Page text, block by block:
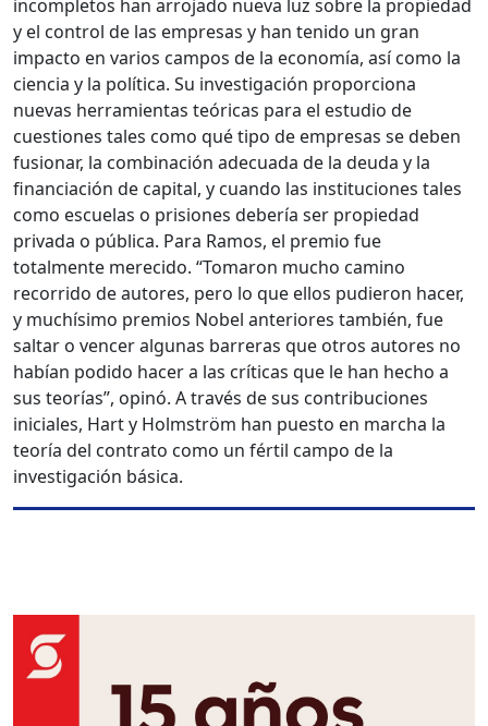
incompletos han arrojado nueva luz sobre la propiedad
y el control de las empresas y han tenido un gran
impacto en varios campos de la economía, así como la
ciencia y la política. Su investigación proporciona
nuevas herramientas teóricas para el estudio de
cuestiones tales como qué tipo de empresas se deben
fusionar, la combinación adecuada de la deuda y la
financiación de capital, y cuando las instituciones tales
como escuelas o prisiones debería ser propiedad
privada o pública. Para Ramos, el premio fue
totalmente merecido. “Tomaron mucho camino
recorrido de autores, pero lo que ellos pudieron hacer,
y muchísimo premios Nobel anteriores también, fue
saltar o vencer algunas barreras que otros autores no
habían podido hacer a las críticas que le han hecho a
sus teorías”, opinó. A través de sus contribuciones
iniciales, Hart y Holmström han puesto en marcha la
teoría del contrato como un fértil campo de la
investigación básica.